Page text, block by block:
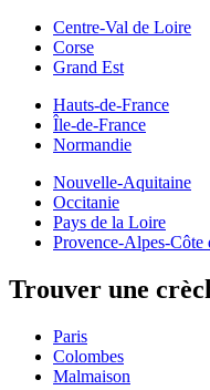
Centre-Val de Loire
Corse
Grand Est
Hauts-de-France
Île-de-France
Normandie
Nouvelle-Aquitaine
Occitanie
Pays de la Loire
Provence-Alpes-Côte
Trouver une
Paris
Colombes
Malmaison